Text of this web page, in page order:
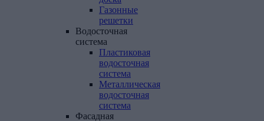
Газонные
решетки
Водосточная
система
Пластиковая
водосточная
система
Металлическая
водосточная
система
Фасадная